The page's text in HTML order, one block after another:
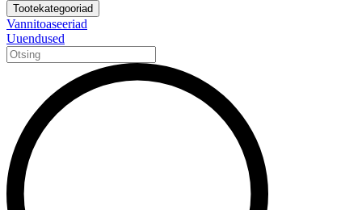
Tootekategooriad
Vannitoaseeriad
Uuendused